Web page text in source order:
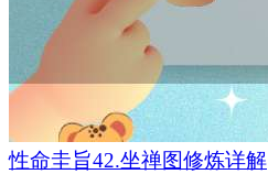
性命圭旨42.坐禅图修炼详解